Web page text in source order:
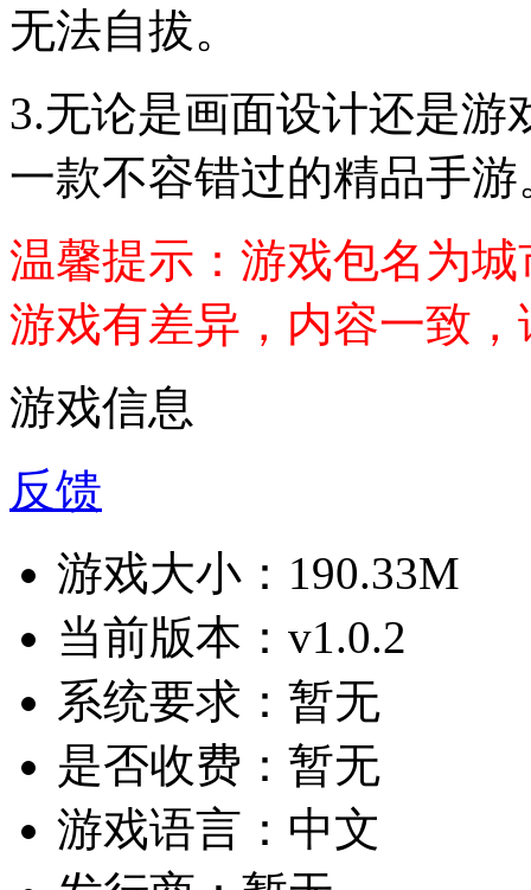
无法自拔。
3.无论是画面设计还是
一款不容错过的精品手游
温馨提示：游戏包名为
游戏有差异，内容一致
游戏信息
反馈
游戏大小： 190.33M
当前版本： v1.0.2
系统要求： 暂无
是否收费： 暂无
游戏语言： 中文